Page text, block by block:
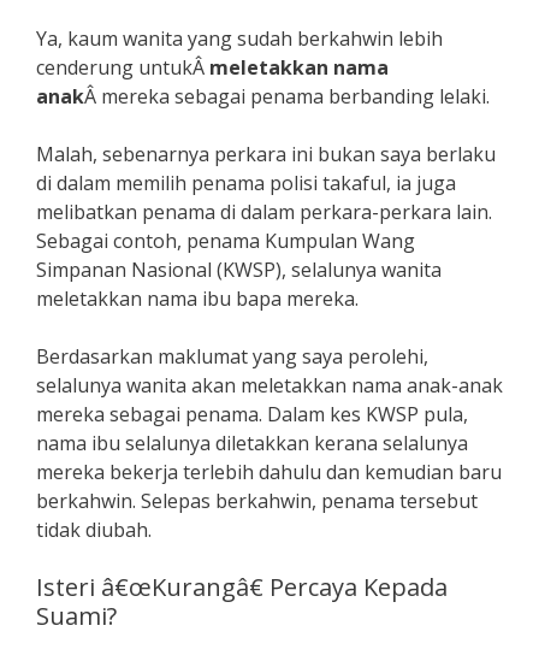
Ya, kaum wanita yang sudah berkahwin lebih
cenderung untukÂ meletakkan nama
anakÂ mereka sebagai penama berbanding lelaki.
Malah, sebenarnya perkara ini bukan saya berlaku
di dalam memilih penama polisi takaful, ia juga
melibatkan penama di dalam perkara-perkara lain.
Sebagai contoh, penama Kumpulan Wang
Simpanan Nasional (KWSP), selalunya wanita
meletakkan nama ibu bapa mereka.
Berdasarkan maklumat yang saya perolehi,
selalunya wanita akan meletakkan nama anak-anak
mereka sebagai penama. Dalam kes KWSP pula,
nama ibu selalunya diletakkan kerana selalunya
mereka bekerja terlebih dahulu dan kemudian baru
berkahwin. Selepas berkahwin, penama tersebut
tidak diubah.
Isteri â€œKurangâ€ Percaya Kepada
Suami?